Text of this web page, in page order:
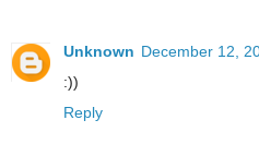
Unknown December 12,
:))
Reply